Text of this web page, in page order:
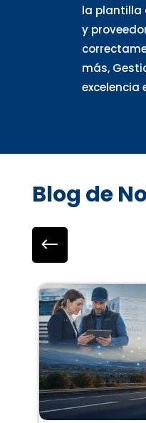
la plantilla
y
más,
excelencia
Blog de